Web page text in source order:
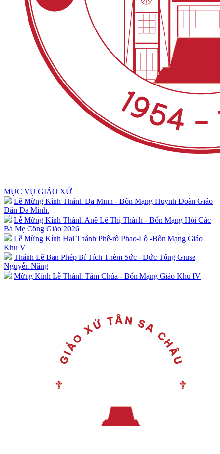
MỤC VỤ GIÁO XỨ
Lễ Mừng Kính Thánh Đa Minh - Bổn Mạng Huynh Đoàn Giáo
Dân Đa Minh.
Lễ Mừng Kính Thánh Anê Lê Thị Thành - Bổn Mạng Hội Các
Bà Mẹ Công Giáo 2026
Lễ Mừng Kính Hai Thánh Phê-rô Phao-Lô -Bổn Mạng Giáo
Khu V
Thánh Lễ Ban Phép Bí Tích Thêm Sức - Đức Tổng Giuse
Nguyễn Năng
Mừng Kính Lễ Thánh Tâm Chúa - Bổn Mạng Giáo Khu IV